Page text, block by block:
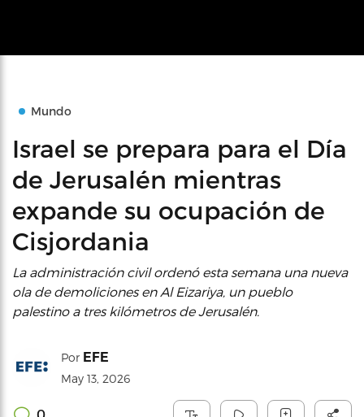
Mundo
Israel se prepara para el Día
de Jerusalén mientras
expande su ocupación de
Cisjordania
La administración civil ordenó esta semana una nueva
ola de demoliciones en Al Eizariya, un pueblo
palestino a tres kilómetros de Jerusalén.
Por EFE
May 13, 2026